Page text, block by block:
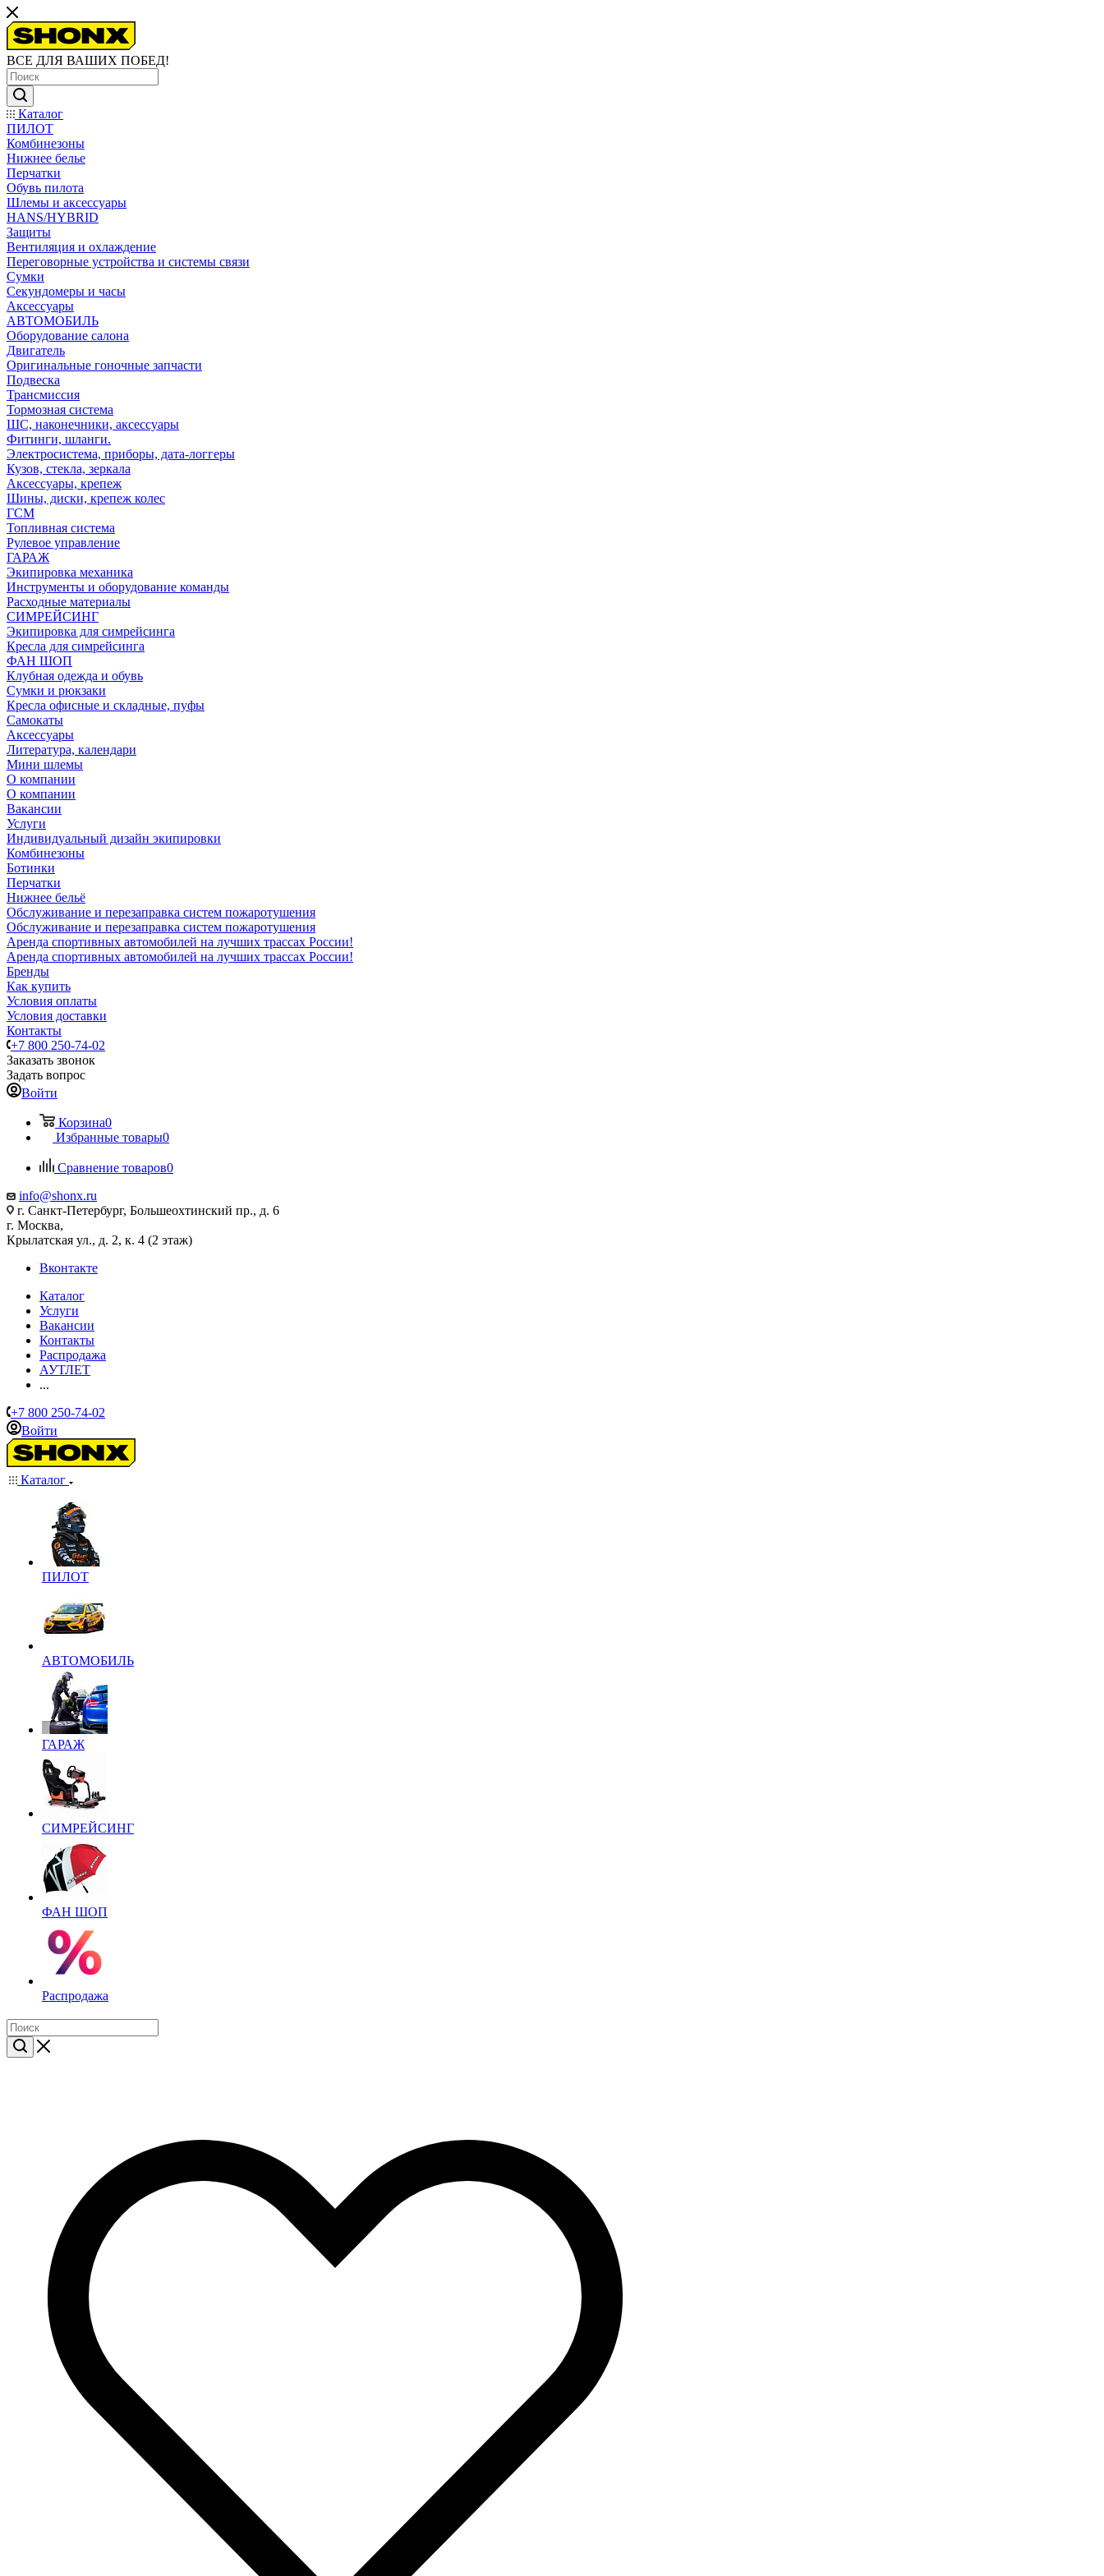
ВСЕ ДЛЯ ВАШИХ ПОБЕД!
Каталог
ПИЛОТ
Комбинезоны
Нижнее белье
Перчатки
Обувь пилота
Шлемы и аксессуары
HANS/HYBRID
Защиты
Вентиляция и охлаждение
Переговорные устройства и системы связи
Сумки
Секундомеры и часы
Аксессуары
АВТОМОБИЛЬ
Оборудование салона
Двигатель
Оригинальные гоночные запчасти
Подвеска
Трансмиссия
Тормозная система
ШС, наконечники, аксессуары
Фитинги, шланги.
Электросистема, приборы, дата-логгеры
Кузов, стекла, зеркала
Аксессуары, крепеж
Шины, диски, крепеж колес
ГСМ
Топливная система
Рулевое управление
ГАРАЖ
Экипировка механика
Инструменты и оборудование команды
Расходные материалы
СИМРЕЙСИНГ
Экипировка для симрейсинга
Кресла для симрейсинга
ФАН ШОП
Клубная одежда и обувь
Сумки и рюкзаки
Кресла офисные и складные, пуфы
Самокаты
Аксессуары
Литература, календари
Мини шлемы
О компании
О компании
Вакансии
Услуги
Индивидуальный дизайн экипировки
Комбинезоны
Ботинки
Перчатки
Нижнее бельё
Обслуживание и перезаправка систем пожаротушения
Обслуживание и перезаправка систем пожаротушения
Аренда спортивных автомобилей на лучших трассах России!
Аренда спортивных автомобилей на лучших трассах России!
Бренды
Как купить
Условия оплаты
Условия доставки
Контакты
+7 800 250-74-02
Заказать звонок
Задать вопрос
Войти
Корзина0
Избранные товары0
Сравнение товаров0
info@shonx.ru
г. Санкт-Петербург, Большеохтинский пр., д. 6
г. Москва,
Крылатская ул., д. 2, к. 4 (2 этаж)
Вконтакте
Каталог
Услуги
Вакансии
Контакты
Распродажа
АУТЛЕТ
...
+7 800 250-74-02
Войти
Каталог
ПИЛОТ
АВТОМОБИЛЬ
ГАРАЖ
СИМРЕЙСИНГ
ФАН ШОП
Распродажа